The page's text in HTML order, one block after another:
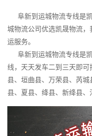
阜新到运城物流专线是
城物流公司优选凯晟物流
运服务。
阜新到运城物流专线是凯
线，天天发车二到三天即
县、垣曲县、万荣县、芮
县、夏县、绛县、新绛县、